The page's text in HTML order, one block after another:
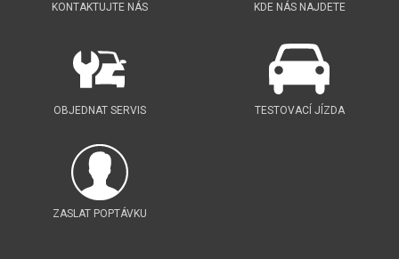
KONTAKTUJTE NÁS KDE NÁS NAJDETE
OBJEDNAT SERVIS TESTOVACÍ JÍZDA
ZASLAT POPTÁVKU